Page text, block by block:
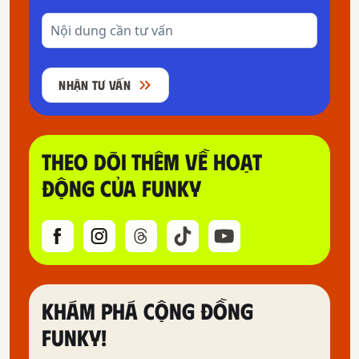
NHẬN TƯ VẤN
THEO DÕI THÊM VỀ HOẠT
ĐỘNG CỦA FUNKY
KHÁM PHÁ CỘNG ĐỒNG
FUNKY!